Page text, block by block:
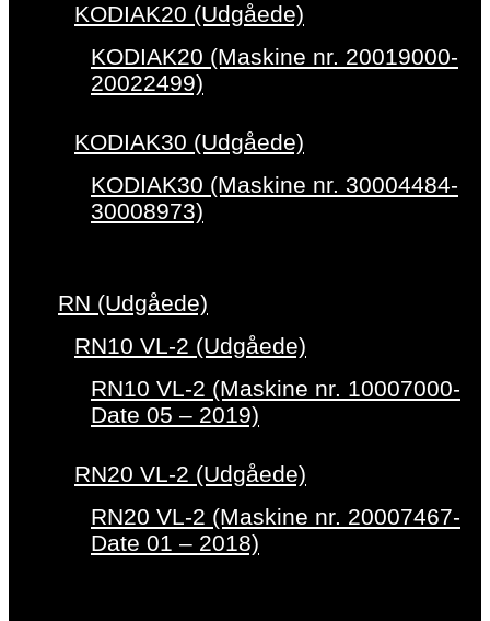
KODIAK20 (Udgåede)
KODIAK20 (Maskine nr. 20019000-
20022499)
KODIAK30 (Udgåede)
KODIAK30 (Maskine nr. 30004484-
30008973)
RN (Udgåede)
RN10 VL-2 (Udgåede)
RN10 VL-2 (Maskine nr. 10007000-
Date 05 – 2019)
RN20 VL-2 (Udgåede)
RN20 VL-2 (Maskine nr. 20007467-
Date 01 – 2018)